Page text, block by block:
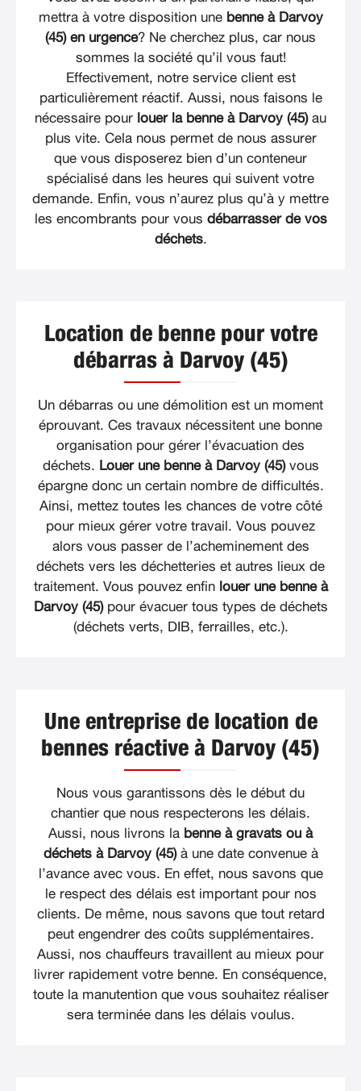
mettra à votre disposition une benne à Darvoy
(45) en urgence? Ne cherchez plus, car nous
sommes la société qu’il vous faut!
Effectivement, notre service client est
particulièrement réactif. Aussi, nous faisons le
nécessaire pour louer la benne à Darvoy (45)au
plus vite. Cela nous permet de nous assurer
que vous disposerez bien d’un conteneur
spécialisé dans les heures qui suivent votre
demande. Enfin, vous n’aurez plus qu’à y mettre
les encombrants pour vous débarrasser de vos
déchets.
Location de benne pour votre
débarras à Darvoy (45)
Un débarras ou une démolition est un moment
éprouvant. Ces travaux nécessitent une bonne
organisation pour gérer l’évacuation des
déchets. Louer une benne à Darvoy (45)vous
épargne donc un certain nombre de difficultés.
Ainsi, mettez toutes les chances de votre côté
pour mieux gérer votre travail. Vous pouvez
alors vous passer de l’acheminement des
déchets vers les déchetteries et autres lieux de
traitement. Vous pouvez enfin louer une benne à
Darvoy (45)pour évacuer tous types de déchets
(déchets verts, DIB, ferrailles, etc.).
Une entreprise de location de
bennes réactive à Darvoy (45)
Nous vous garantissons dès le début du
chantier que nous respecterons les délais.
Aussi, nous livrons la benne à gravats ou à
déchets à Darvoy (45)à une date convenue à
l’avance avec vous. En effet, nous savons que
le respect des délais est important pour nos
clients. De même, nous savons que tout retard
peut engendrer des coûts supplémentaires.
Aussi, nos chauffeurs travaillent au mieux pour
livrer rapidement votre benne. En conséquence,
toute la manutention que vous souhaitez réaliser
sera terminée dans les délais voulus.